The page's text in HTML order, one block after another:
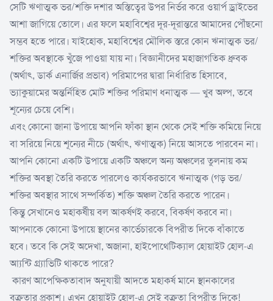
সেটি ঋণাত্মক ভর/শক্তি দশার অস্তিত্বের উপর নির্ভর করে ওয়ার্প ড্রাইভের
আশা জাগিয়ে তোলে। এর ফলে মহাবিশ্বের দূর-দূরান্তরে আমাদের পৌঁছনো
সম্ভব হতে পারে। যাইহোক, মহাবিশ্বের মৌলিক স্তরে কোন ঋনাত্মক ভর/
শক্তির অবস্থাকে খুঁজে পাওয়া যায় না। বিজ্ঞানীদের মহাজাগতিক ধ্রুবক
(অর্থাৎ, ডার্ক এনার্জির প্রভাব) পরিমাপের দ্বারা নির্ধারিত হিসাবে,
ভ্যাকুয়ামের অন্তর্নিহিত মোট শক্তির পরিমাণ ধনাত্মক — খুব অল্প, তবে
শূন্যের চেয়ে বেশি।
এবং কোনো জানা উপায়ে আপনি ফাঁকা স্থান থেকে সেই শক্তি কমিয়ে নিয়ে
বা সরিয়ে নিয়ে শূন্যের নীচে (অর্থাৎ, ঋণাত্মক) নিয়ে আসতে পারবেন না।
আপনি কোনো একটি উপায়ে একটি অঞ্চলে অন্য অঞ্চলের তুলনায় কম
শক্তির অবস্থা তৈরি করতে পারলেও কার্যকরভাবে ঋনাত্মক (গড় ভর/
শক্তির অবস্থার সাথে সম্পর্কিত) শক্তি অঞ্চল তৈরি করতে পারেন।
কিন্তু সেখানেও মহাকর্ষীয় বল আকর্ষণ‌ই করবে, বিকর্ষণ করবে না।
আপনাকে কোনো উপায়ে স্থানের কার্ভেচারকে বিপরীত দিকে বাঁকাতে
হবে। তবে কি সেই অদেখা, অজানা, হাইপোথেটিক্যাল হোয়াইট হোল-এ
আ্যন্টি গ্ৰ্যাভিটি থাকতে পারে?
কারণ আপেক্ষিকতাবাদ অনুযায়ী আদতে মহাকর্ষ মানে স্থানকালের
বক্রতার প্রকাশ। এখন হোয়াইট হোল-এ সেই বক্রতা বিপরীত দিকে!